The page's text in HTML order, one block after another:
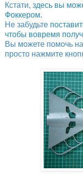
Кстати, здесь вы
Фоккером.
Не забудьте
чтобы вовремя
Вы можете помочь
просто нажмите